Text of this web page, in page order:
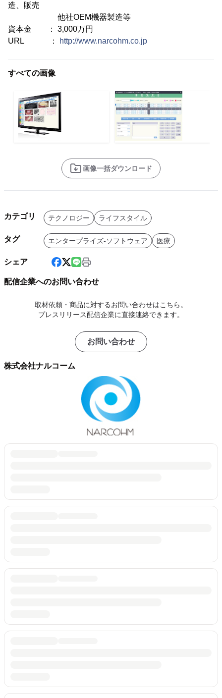
造、販売
他社OEM機器製造等
資本金 ： 3,000万円
URL ：
http://www.narcohm.co.jp
すべての画像
画像一括ダウンロード
カテゴリ テクノロジー ライフスタイル
タグ エンタープライズ-ソフトウェア 医療
シェア
配信企業へのお問い合わせ
取材依頼・商品に対するお問い合わせはこちら。
プレスリリース配信企業に直接連絡できます。
お問い合わせ
株式会社ナルコーム